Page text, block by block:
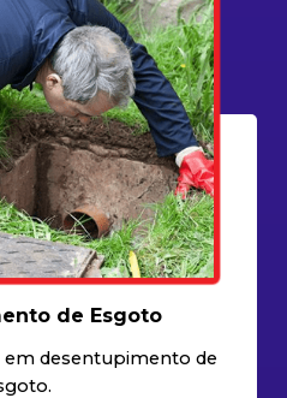
de Esgoto
em desentupimento de